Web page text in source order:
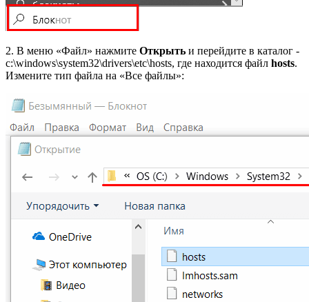
2. В меню «Файл» нажмите Открыть и перейдите в каталог -
c:\windows\system32\drivers\etc\hosts, где находится файл hosts.
Измените тип файла на «Все файлы»: